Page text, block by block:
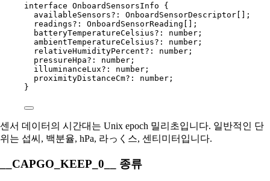
interface OnboardSensorsInfo {
availableSensors?: OnboardSensorDescriptor [];
readings?: OnboardSensorReading [];
batteryTemperatureCelsius?: number ;
ambientTemperatureCelsius?: number ;
relativeHumidityPercent?: number ;
pressureHpa?: number ;
illuminanceLux?: number ;
proximityDistanceCm?: number ;
}
센서 데이터의 시간대는 Unix epoch 밀리초입니다. 일반적인 단
위는 섭씨, 백분율, hPa, 라っく스, 센티미터입니다.
__CAPGO_KEEP_0__ 종류